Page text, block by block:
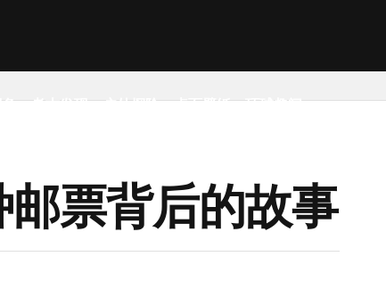
考古发现 户外探险 桌面壁纸 环球趣闻
票背后的故事